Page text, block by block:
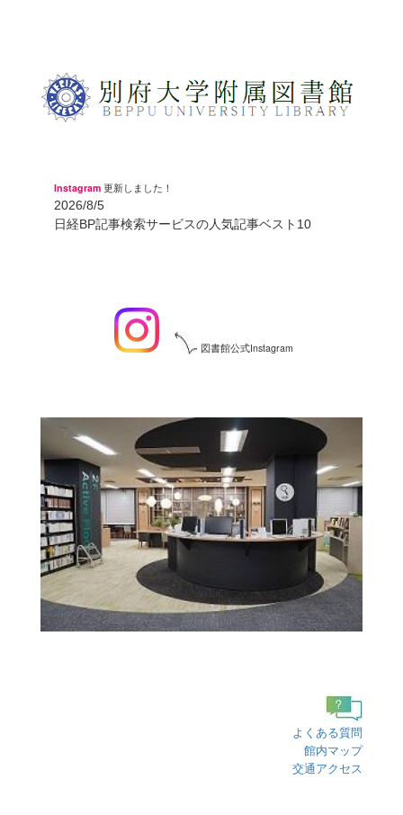
Instagram 更新しました！
2026/8/5
日経BP記事検索サービスの人気記事ベスト10
図書館公式Instagram
よくある質問
館内マップ
交通アクセス